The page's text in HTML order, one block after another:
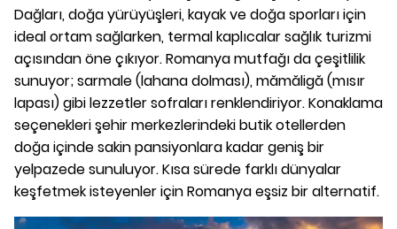
Dağları, doğa yürüyüşleri, kayak ve doğa sporları için
ideal ortam sağlarken, termal kaplıcalar sağlık turizmi
açısından öne çıkıyor. Romanya mutfağı da çeşitlilik
sunuyor; sarmale (lahana dolması), mămăligă (mısır
lapası) gibi lezzetler sofraları renklendiriyor. Konaklama
seçenekleri şehir merkezlerindeki butik otellerden
doğa içinde sakin pansiyonlara kadar geniş bir
yelpazede sunuluyor. Kısa sürede farklı dünyalar
keşfetmek isteyenler için Romanya eşsiz bir alternatif.